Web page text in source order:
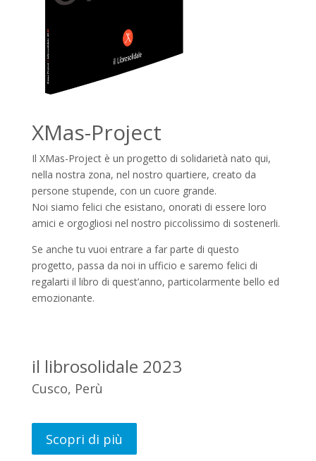
XMas-Project
Il XMas-Project è un progetto di solidarietà nato qui,
nella nostra zona, nel nostro quartiere, creato da
persone stupende, con un cuore grande.
Noi siamo felici che esistano, onorati di essere loro
amici e orgogliosi nel nostro piccolissimo di sostenerli.
Se anche tu vuoi entrare a far parte di questo
progetto, passa da noi in ufficio e saremo felici di
regalarti il libro di quest’anno, particolarmente bello ed
emozionante.
il librosolidale 2023
Cusco, Perù
Scopri di più